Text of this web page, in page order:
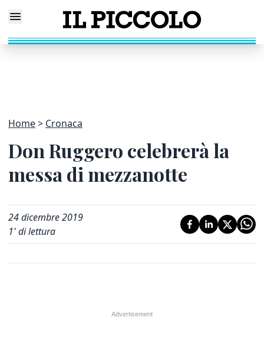
Home Cronaca
Don Ruggero celebrerà la
messa di mezzanotte
24 dicembre 2019
1' di lettura